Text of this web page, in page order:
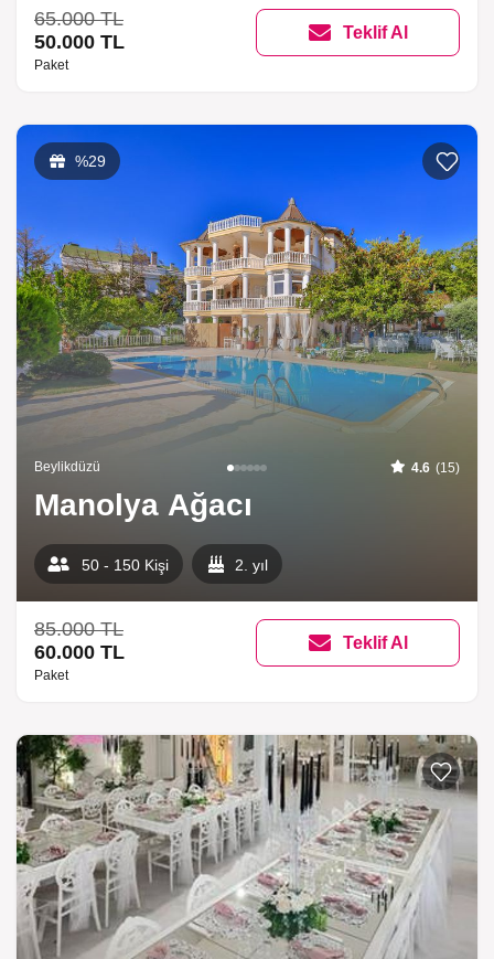
65.000 TL
50.000 TL
Paket
Teklif Al
%29 Listeme
Beylikdüzü 4.6 (15)
Manolya Ağacı
50 - 150 Kişi 2. yıl
85.000 TL
60.000 TL
Paket
Teklif Al